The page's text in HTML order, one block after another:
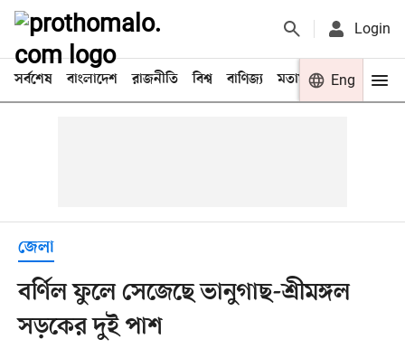
Login
সর্বশেষ বাংলাদেশ রাজনীতি বিশ্ব বাণিজ্য মতামত খেলা
Eng
জেলা
বর্ণিল ফুলে সেজেছে ভানুগাছ-শ্রীমঙ্গল
সড়কের দুই পাশ